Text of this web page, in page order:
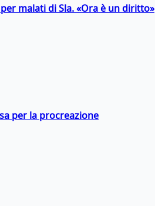
malati di Sla. «Ora è un diritto»
per la procreazione